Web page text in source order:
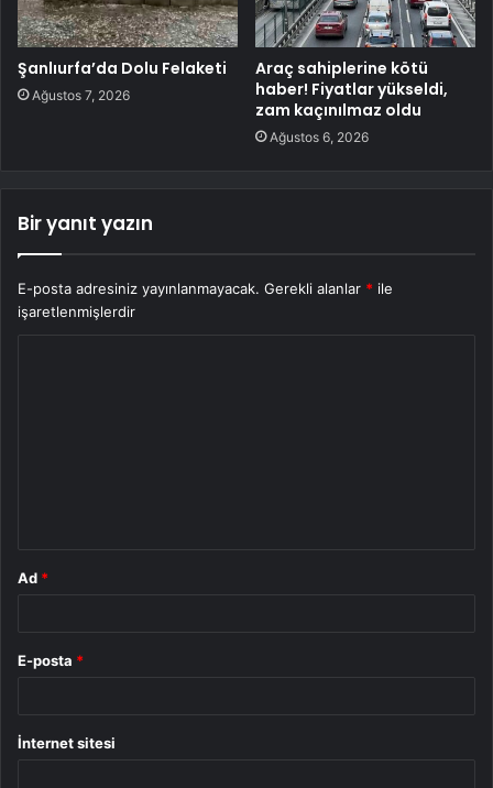
Şanlıurfa’da Dolu Felaketi
Ağustos 7, 2026
Araç sahiplerine kötü
haber! Fiyatlar yükseldi,
zam kaçınılmaz oldu
Ağustos 6, 2026
Bir yanıt yazın
E-posta adresiniz yayınlanmayacak. Gerekli alanlar * ile
işaretlenmişlerdir
Ad *
E-posta *
İnternet sitesi